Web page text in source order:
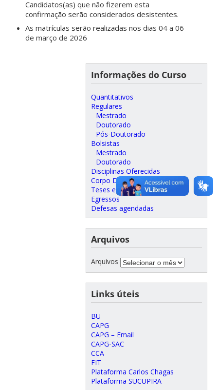
Candidatos(as) que não fizerem esta
confirmação serão considerados desistentes.
As matrículas serão realizadas nos dias04 a 06
de março de 2026
Informações do Curso
Quantitativos
Regulares
Mestrado
Doutorado
Pós-Doutorado
Bolsistas
Mestrado
Doutorado
Disciplinas Oferecidas
Corpo Docente
Teses e Dissertações
Egressos
Defesas agendadas
Arquivos
Arquivos
Links úteis
BU
CAPG
CAPG – Email
CAPG-SAC
CCA
FIT
Plataforma Carlos Chagas
Plataforma SUCUPIRA